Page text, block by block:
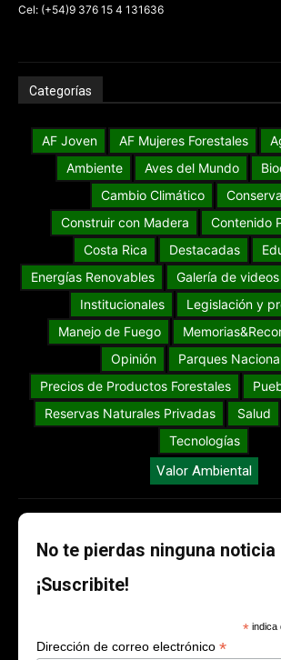
Cel: (+54)9 376 15 4 131636
Categorías
AF Joven AF Mujeres Forestales
Ambiente
Aves del Mundo
Cambio Climático
Construir con Madera
Contenido
Costa Rica
Destacadas
Energías Renovables
Galería de videos
Institucionales
Legislación y
Manejo de Fuego
Opinión
Parques
Precios de Productos Forestales
Reservas Naturales Privadas
Salud
Tecnologías
Valor Ambiental
No te pierdas ninguna noticia
¡Suscribite!
* indica
Dirección de correo electrónico *